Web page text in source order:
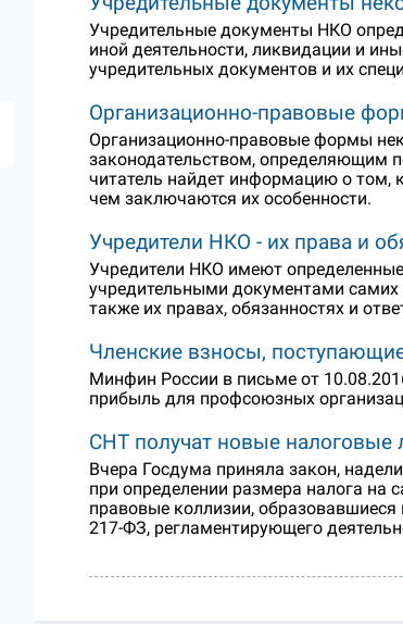
Учредительные документы НКО
иной деятельности, ликвидации и
учредительных документов и их
Организационно-правовые
Организационно-правовые формы
законодательством, определяющим
читатель найдет информацию о том,
чем заключаются их особенности.
Учредители НКО - их права и
Учредители НКО имеют
учредительными документами самих
также их правах, обязанностях и
Членские взносы,
Минфин России в письме от
прибыль для профсоюзных
СНТ получат новые налоговые
Вчера Госдума приняла закон,
при определении размера налога
правовые коллизии, образовавшиеся
217-ФЗ, регламентирующего